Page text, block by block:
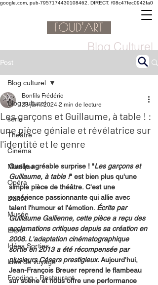
google.com, pub-7957174430108462, DIRECT, f08c47fec0942fa0
Blog Culturel
Post
Blog culturel
serie
Théâtre
Cinéma
Musique
Opéra
Danse
Musée
Expo
Idées Sorties
Idée de voyage
Fooding - Restaurant
Blog culturel
Les garçons et Guillaume, à table ! :
une pièce géniale et révélatrice sur
l'identité et le genre
Bonfils Frédéric
29 janv. 2024 2 min de lecture
Quelle agréable surprise ! "Les garçons et
Guillaume, à table !" est bien plus qu'une
simple pièce de théâtre. C'est une
expérience passionnante qui allie avec
talent l'humour et l'émotion. Écrite par
Guillaume Gallienne, cette pièce a reçu des
acclamations critiques depuis sa création en
2008. L'adaptation cinématographique
sortie en 2013 a été récompensée par
plusieurs Césars prestigieux. Aujourd'hui,
Jean-François Breuer reprend le flambeau
sur scène et nous offre une performance